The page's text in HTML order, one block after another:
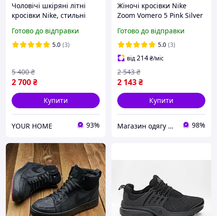
Чоловічі шкіряні літні
кросівки Nike, стильні
перфорацією, кросівки
Найк для хлопців
Готово до відправки
5.0 (3)
2 700₴
5 400 ₴
Купити
YOUR HOME 93%
Жіночі кросівки Nike
Zoom Vomero 5 Pink Silver
рожеві повсякденні шкіра
сітка демісезон
Готово до відправки
5.0 (3)
від214₴/міс
2 143₴
2 543 ₴
Купити
Магазин одягу взуття та топових товарів 98%